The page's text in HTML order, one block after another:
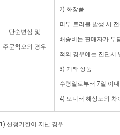
단순변심 및
주문착오의 경우
2) 화장품
피부 트러블 발생 시
배송비는 판매자가 부
적의 경우에는 진단서
3) 기타 상품
수령일로부터 7일 이
4) 모니터 해상도의 차
1) 신청기한이 지난 경우